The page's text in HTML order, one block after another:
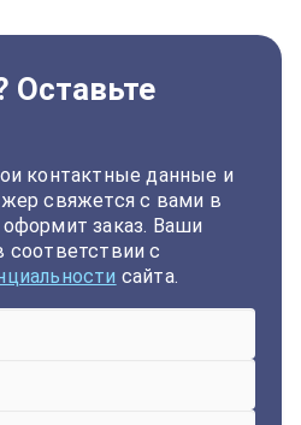
Оставьте
контактные данные и
свяжется с вами в
заказ. Ваши
с
сайта.